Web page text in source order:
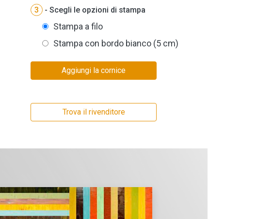
3 - Scegli le opzioni di stampa
Stampa a filo
Stampa con bordo bianco (5 cm)
Aggiungi la cornice
Trova il rivenditore